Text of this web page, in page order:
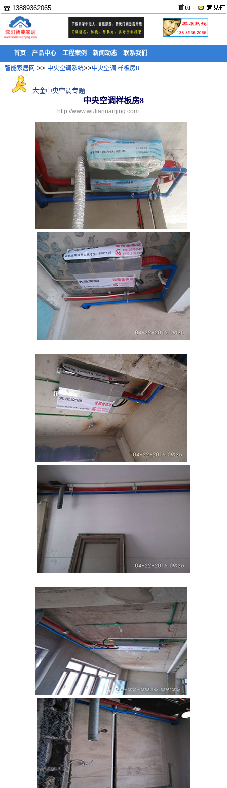
☎ 13889362065 首页
首页 产品中心 工程案例 新闻动态 联系我们
智能家居网 >> 中央空调系统>>中央空调 样板房8
大金中央空调专题
中央空调样板房8
http://www.wuliannanjing.com